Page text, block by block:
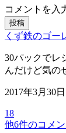
コメントを入
投稿
くず鉄のゴー
30パックでレ
んだけど気の
2017年3月30
18
他6件のコメ